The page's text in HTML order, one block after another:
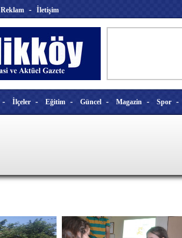
Reklam - İletişim
- İlçeler - Eğitim - Güncel - Magazin - Spor